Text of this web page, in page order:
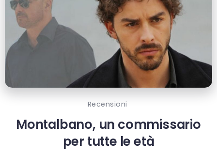
Recensioni
Montalbano, un commissario
per tutte le età